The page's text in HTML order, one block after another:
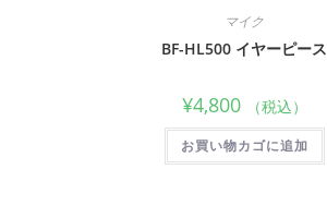
マイク
BF-HL500 イヤーピース
¥4,800 （税込）
お買い物カゴに追加